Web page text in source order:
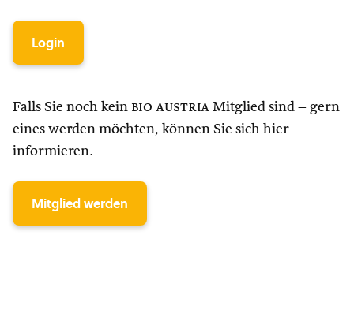
Login
Falls Sie noch kein bio austria Mitglied sind – gern
eines werden möchten, können Sie sich hier
informieren.
Mitglied werden